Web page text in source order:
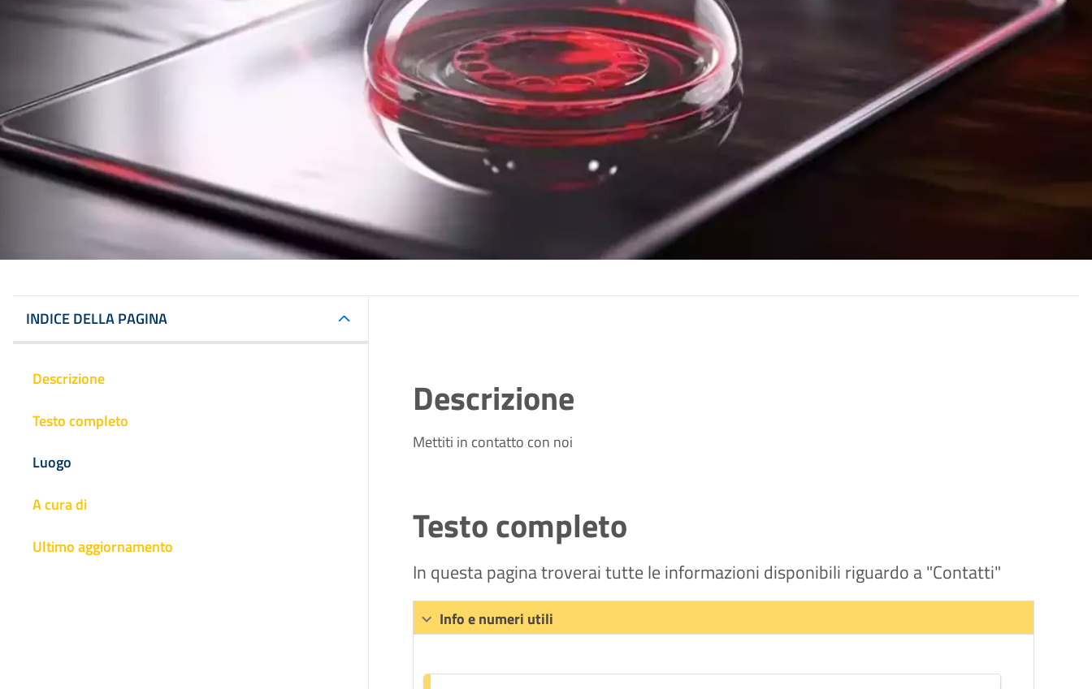
INDICE DELLA PAGINA
Descrizione
Testo completo
Luogo
A cura di
Ultimo aggiornamento
Descrizione
Mettiti in contatto con noi
Testo completo
In questa pagina troverai tutte le informazioni disponibili riguardo a "Contatti"
Info e numeri utili